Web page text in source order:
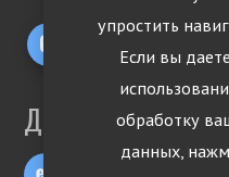
упростить
Если вы
обработку
данных,
ДРУГИЕ ЯЗЫКИ